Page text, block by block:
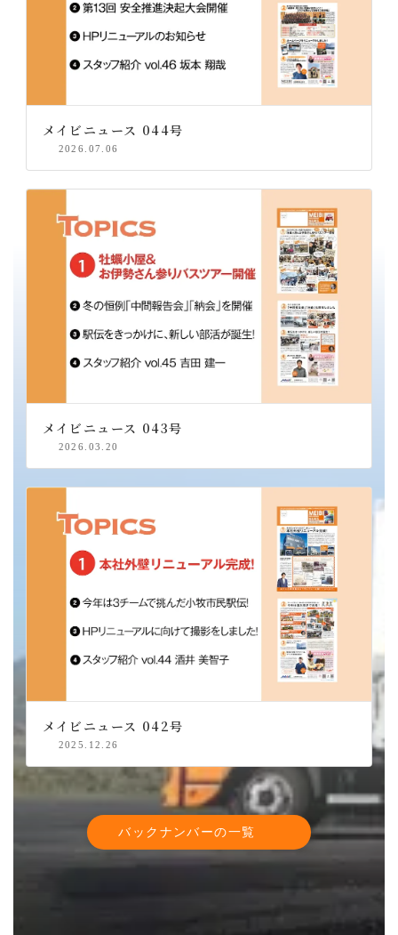
メイビニュース 044号
2026.07.06
メイビニュース 043号
2026.03.20
メイビニュース 042号
2025.12.26
バックナンバーの一覧